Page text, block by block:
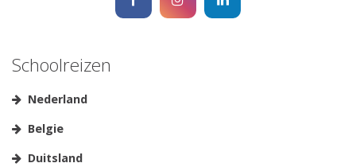
Schoolreizen
Nederland
Belgie
Duitsland